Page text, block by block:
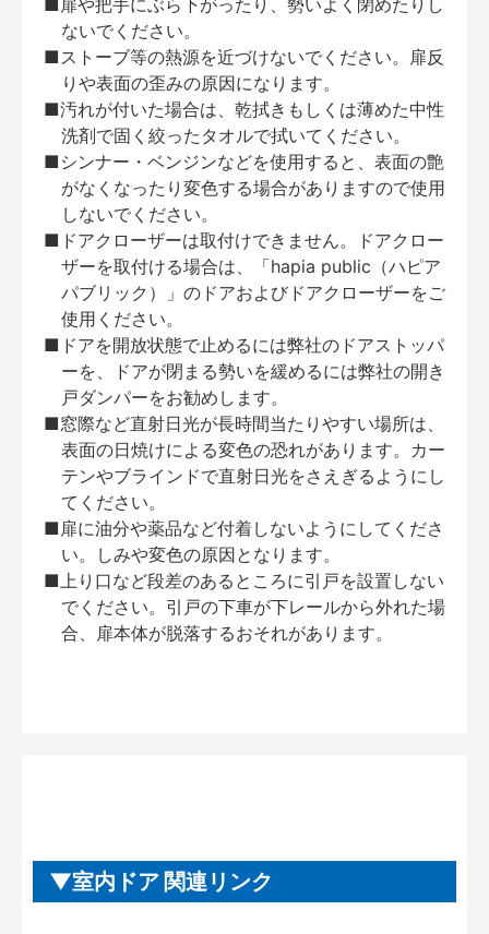
■扉や把手にぶら下がったり、勢いよく閉めたりし
ないでください。
■ストーブ等の熱源を近づけないでください。扉反
りや表面の歪みの原因になります。
■汚れが付いた場合は、乾拭きもしくは薄めた中性
洗剤で固く絞ったタオルで拭いてください。
■シンナー・ベンジンなどを使用すると、表面の艶
がなくなったり変色する場合がありますので使用
しないでください。
■ドアクローザーは取付けできません。ドアクロー
ザーを取付ける場合は、「hapia public（ハピア
パブリック）」のドアおよびドアクローザーをご
使用ください。
■ドアを開放状態で止めるには弊社のドアストッパ
ーを、ドアが閉まる勢いを緩めるには弊社の開き
戸ダンパーをお勧めします。
■窓際など直射日光が長時間当たりやすい場所は、
表面の日焼けによる変色の恐れがあります。カー
テンやブラインドで直射日光をさえぎるようにし
てください。
■扉に油分や薬品など付着しないようにしてくださ
い。しみや変色の原因となります。
■上り口など段差のあるところに引戸を設置しない
でください。引戸の下車が下レールから外れた場
合、扉本体が脱落するおそれがあります。
室内ドア 関連リンク